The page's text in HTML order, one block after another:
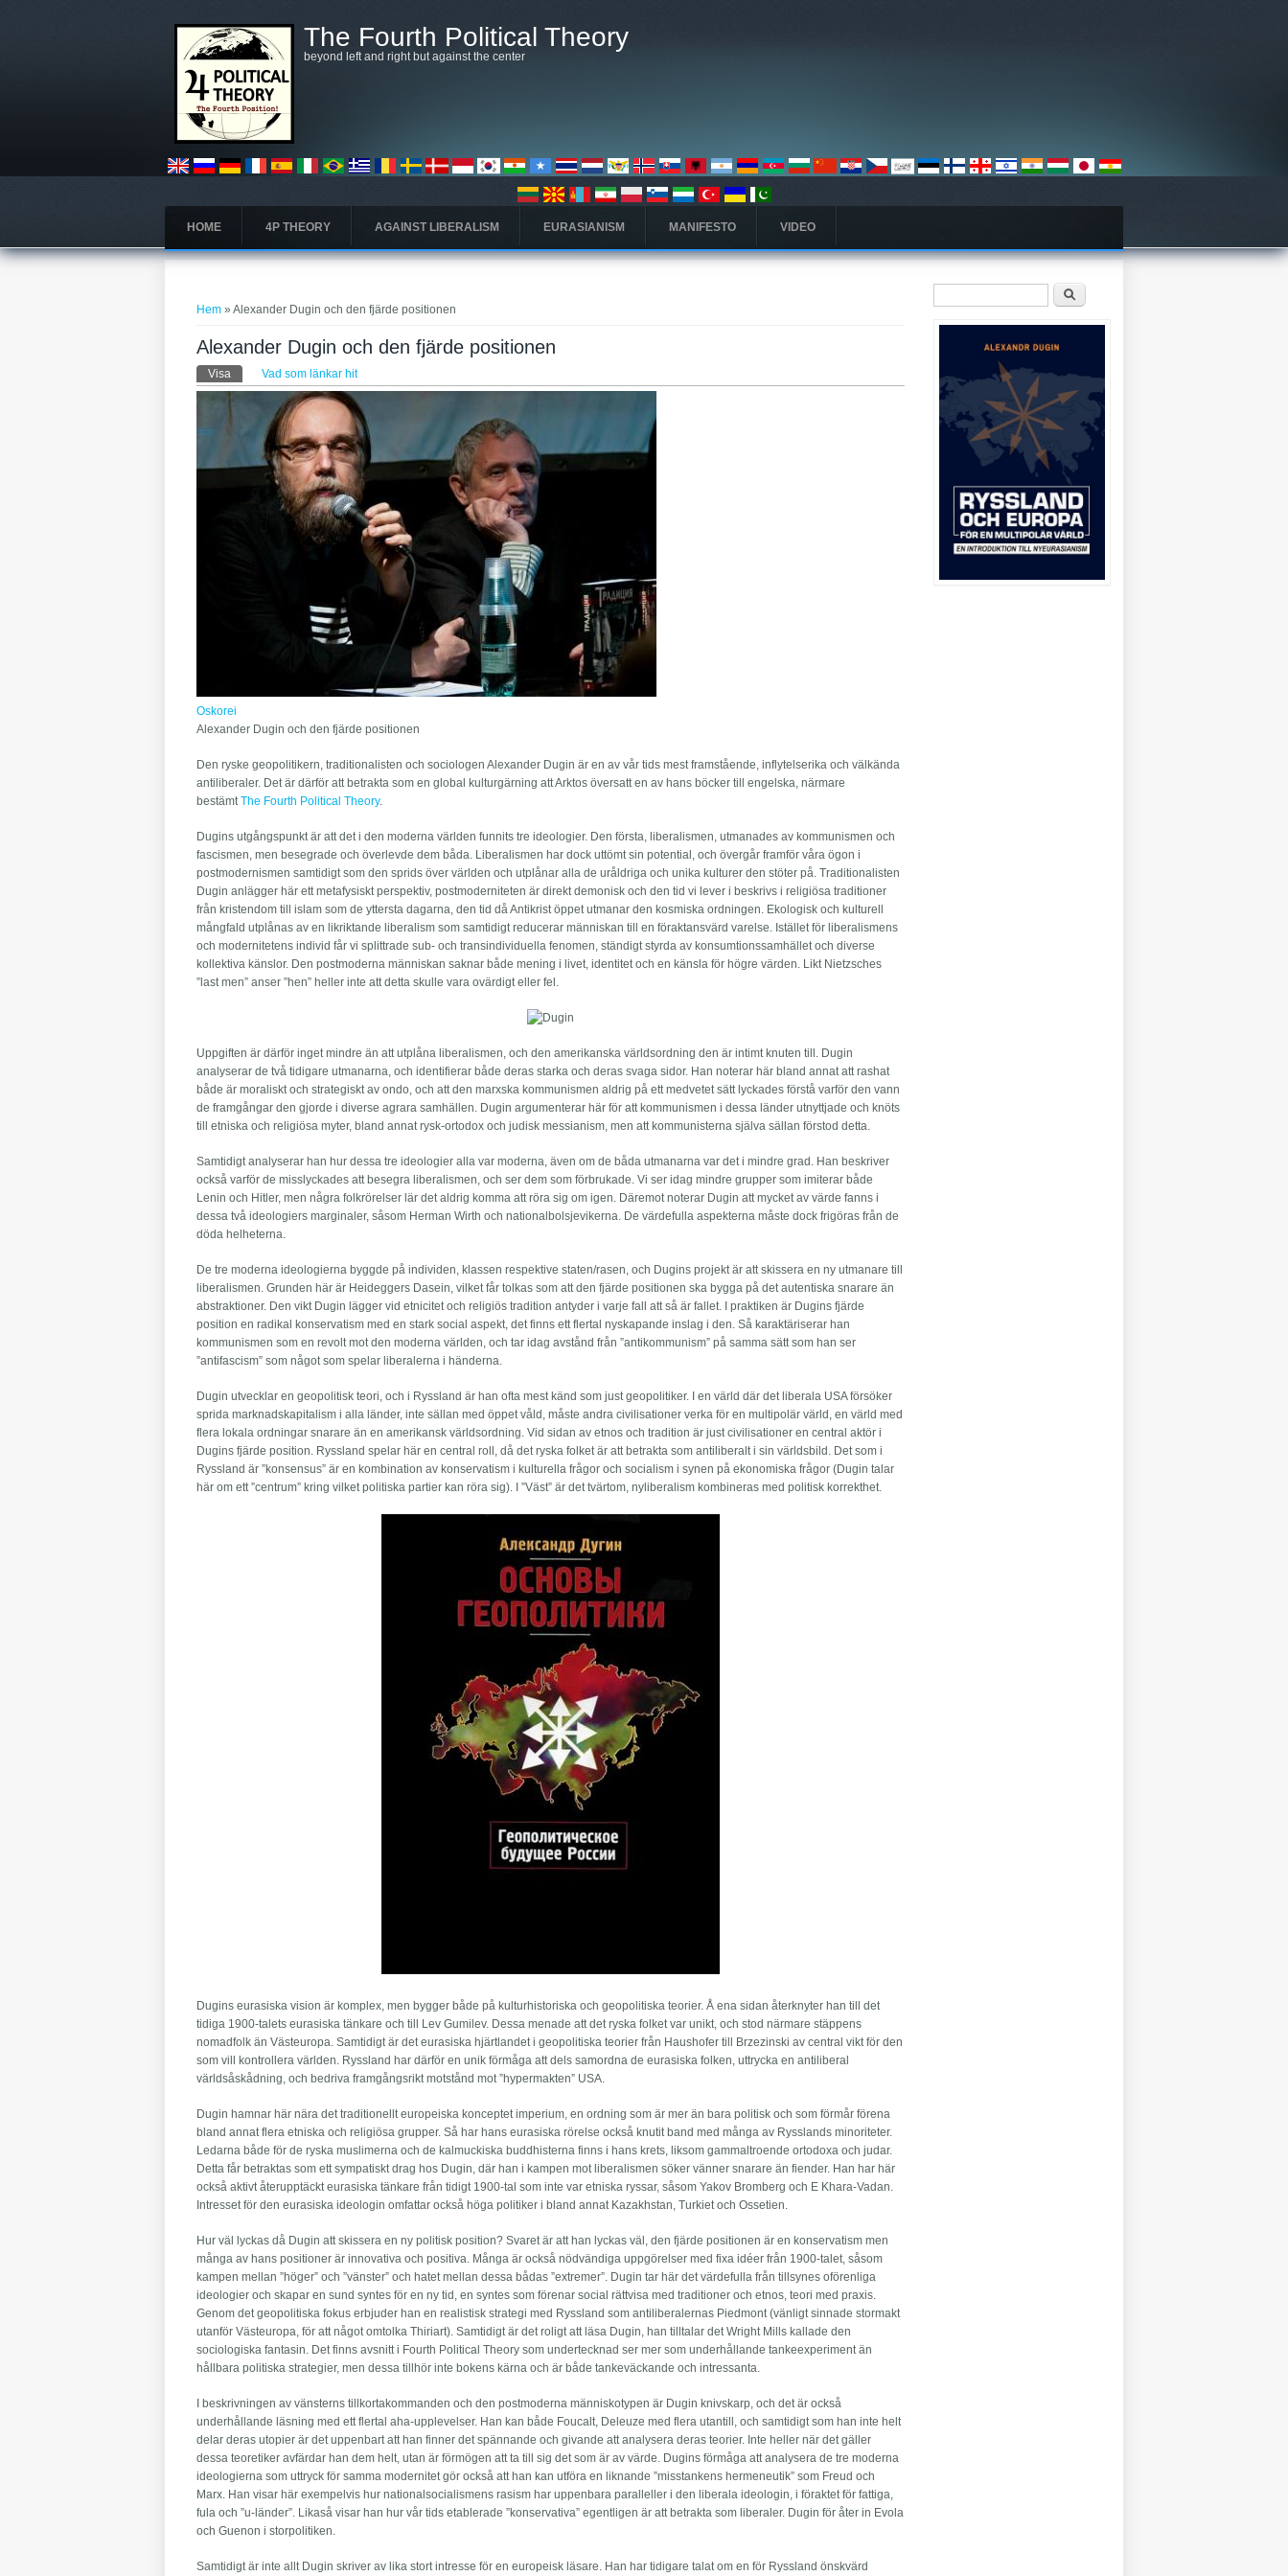
The Fourth Political Theory
beyond left and right but against the center
HOME 4P THEORY AGAINST LIBERALISM EURASIANISM MANIFESTO VIDEO
Hem » Alexander Dugin och den fjärde positionen
Alexander Dugin och den fjärde positionen
Primära flikar
Visa (aktiv flik)Vad som länkar hit
Oskorei
Alexander Dugin och den fjärde positionen
Den ryske geopolitikern, traditionalisten och sociologen Alexander Dugin är en av vår tids mest framstående, inflytelserika och välkända
antiliberaler. Det är därför att betrakta som en global kulturgärning att Arktos översatt en av hans böcker till engelska, närmare
bestämtThe Fourth Political Theory.
Dugins utgångspunkt är att det i den moderna världen funnits tre ideologier. Den första, liberalismen, utmanades av kommunismen och
fascismen, men besegrade och överlevde dem båda. Liberalismen har dock uttömt sin potential, och övergår framför våra ögon i
postmodernismen samtidigt som den sprids över världen och utplånar alla de uråldriga och unika kulturer den stöter på. Traditionalisten
Dugin anlägger här ett metafysiskt perspektiv, postmoderniteten är direkt demonisk och den tid vi lever i beskrivs i religiösa traditioner
från kristendom till islam som de yttersta dagarna, den tid då Antikrist öppet utmanar den kosmiska ordningen. Ekologisk och kulturell
mångfald utplånas av en likriktande liberalism som samtidigt reducerar människan till en föraktansvärd varelse. Istället för liberalismens
och modernitetens individ får vi splittrade sub- och transindividuella fenomen, ständigt styrda av konsumtionssamhället och diverse
kollektiva känslor. Den postmoderna människan saknar både mening i livet, identitet och en känsla för högre värden. Likt Nietzsches
”last men” anser ”hen” heller inte att detta skulle vara ovärdigt eller fel.
Uppgiften är därför inget mindre än att utplåna liberalismen, och den amerikanska världsordning den är intimt knuten till. Dugin
analyserar de två tidigare utmanarna, och identifierar både deras starka och deras svaga sidor. Han noterar här bland annat att rashat
både är moraliskt och strategiskt av ondo, och att den marxska kommunismen aldrig på ett medvetet sätt lyckades förstå varför den vann
de framgångar den gjorde i diverse agrara samhällen. Dugin argumenterar här för att kommunismen i dessa länder utnyttjade och knöts
till etniska och religiösa myter, bland annat rysk-ortodox och judisk messianism, men att kommunisterna själva sällan förstod detta.
Samtidigt analyserar han hur dessa tre ideologier alla var moderna, även om de båda utmanarna var det i mindre grad. Han beskriver
också varför de misslyckades att besegra liberalismen, och ser dem som förbrukade. Vi ser idag mindre grupper som imiterar både
Lenin och Hitler, men några folkrörelser lär det aldrig komma att röra sig om igen. Däremot noterar Dugin att mycket av värde fanns i
dessa två ideologiers marginaler, såsom Herman Wirth och nationalbolsjevikerna. De värdefulla aspekterna måste dock frigöras från de
döda helheterna.
De tre moderna ideologierna byggde på individen, klassen respektive staten/rasen, och Dugins projekt är att skissera en ny utmanare till
liberalismen. Grunden här är Heideggers Dasein, vilket får tolkas som att den fjärde positionen ska bygga på det autentiska snarare än
abstraktioner. Den vikt Dugin lägger vid etnicitet och religiös tradition antyder i varje fall att så är fallet. I praktiken är Dugins fjärde
position en radikal konservatism med en stark social aspekt, det finns ett flertal nyskapande inslag i den. Så karaktäriserar han
kommunismen som en revolt mot den moderna världen, och tar idag avstånd från ”antikommunism” på samma sätt som han ser
”antifascism” som något som spelar liberalerna i händerna.
Dugin utvecklar en geopolitisk teori, och i Ryssland är han ofta mest känd som just geopolitiker. I en värld där det liberala USA försöker
sprida marknadskapitalism i alla länder, inte sällan med öppet våld, måste andra civilisationer verka för en multipolär värld, en värld med
flera lokala ordningar snarare än en amerikansk världsordning. Vid sidan av etnos och tradition är just civilisationer en central aktör i
Dugins fjärde position. Ryssland spelar här en central roll, då det ryska folket är att betrakta som antiliberalt i sin världsbild. Det som i
Ryssland är ”konsensus” är en kombination av konservatism i kulturella frågor och socialism i synen på ekonomiska frågor (Dugin talar
här om ett ”centrum” kring vilket politiska partier kan röra sig). I ”Väst” är det tvärtom, nyliberalism kombineras med politisk korrekthet.
Dugins eurasiska vision är komplex, men bygger både på kulturhistoriska och geopolitiska teorier. Å ena sidan återknyter han till det
tidiga 1900-talets eurasiska tänkare och till Lev Gumilev. Dessa menade att det ryska folket var unikt, och stod närmare stäppens
nomadfolk än Västeuropa. Samtidigt är det eurasiska hjärtlandet i geopolitiska teorier från Haushofer till Brzezinski av central vikt för den
som vill kontrollera världen. Ryssland har därför en unik förmåga att dels samordna de eurasiska folken, uttrycka en antiliberal
världsåskådning, och bedriva framgångsrikt motstånd mot ”hypermakten” USA.
Dugin hamnar här nära det traditionellt europeiska konceptet imperium, en ordning som är mer än bara politisk och som förmår förena
bland annat flera etniska och religiösa grupper. Så har hans eurasiska rörelse också knutit band med många av Rysslands minoriteter.
Ledarna både för de ryska muslimerna och de kalmuckiska buddhisterna finns i hans krets, liksom gammaltroende ortodoxa och judar.
Detta får betraktas som ett sympatiskt drag hos Dugin, där han i kampen mot liberalismen söker vänner snarare än fiender. Han har här
också aktivt återupptäckt eurasiska tänkare från tidigt 1900-tal som inte var etniska ryssar, såsom Yakov Bromberg och E Khara-Vadan.
Intresset för den eurasiska ideologin omfattar också höga politiker i bland annat Kazakhstan, Turkiet och Ossetien.
Hur väl lyckas då Dugin att skissera en ny politisk position? Svaret är att han lyckas väl, den fjärde positionen är en konservatism men
många av hans positioner är innovativa och positiva. Många är också nödvändiga uppgörelser med fixa idéer från 1900-talet, såsom
kampen mellan ”höger” och ”vänster” och hatet mellan dessa bådas ”extremer”. Dugin tar här det värdefulla från tillsynes oförenliga
ideologier och skapar en sund syntes för en ny tid, en syntes som förenar social rättvisa med traditioner och etnos, teori med praxis.
Genom det geopolitiska fokus erbjuder han en realistisk strategi med Ryssland som antiliberalernas Piedmont (vänligt sinnade stormakt
utanför Västeuropa, för att något omtolka Thiriart). Samtidigt är det roligt att läsa Dugin, han tilltalar det Wright Mills kallade den
sociologiska fantasin. Det finns avsnitt i Fourth Political Theory som undertecknad ser mer som underhållande tankeexperiment än
hållbara politiska strategier, men dessa tillhör inte bokens kärna och är både tankeväckande och intressanta.
I beskrivningen av vänsterns tillkortakommanden och den postmoderna människotypen är Dugin knivskarp, och det är också
underhållande läsning med ett flertal aha-upplevelser. Han kan både Foucalt, Deleuze med flera utantill, och samtidigt som han inte helt
delar deras utopier är det uppenbart att han finner det spännande och givande att analysera deras teorier. Inte heller när det gäller
dessa teoretiker avfärdar han dem helt, utan är förmögen att ta till sig det som är av värde. Dugins förmåga att analysera de tre moderna
ideologierna som uttryck för samma modernitet gör också att han kan utföra en liknande ”misstankens hermeneutik” som Freud och
Marx. Han visar här exempelvis hur nationalsocialismens rasism har uppenbara paralleller i den liberala ideologin, i föraktet för fattiga,
fula och ”u-länder”. Likaså visar han hur vår tids etablerade ”konservativa” egentligen är att betrakta som liberaler. Dugin för åter in Evola
och Guenon i storpolitiken.
Samtidigt är inte allt Dugin skriver av lika stort intresse för en europeisk läsare. Han har tidigare talat om en för Ryssland önskvärd
Sökformulär